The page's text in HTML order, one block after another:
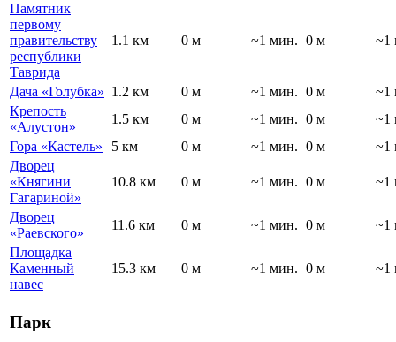
Памятник
первому
правительству
республики
Таврида
1.1 км 0 м ~1 мин. 0 м ~1
Дача «Голубка» 1.2 км 0 м ~1 мин. 0 м
~1
Крепость
«Алустон»
1.5 км 0 м ~1 мин. 0 м
~1
Гора «Кастель»
5 км 0 м ~1 мин. 0 м
~1
Дворец
«Княгини
Гагариной»
10.8 км 0 м ~1 мин. 0 м ~1
Дворец
«Раевского»
11.6 км 0 м ~1 мин. 0 м
~1
Площадка
Каменный
навес
15.3 км 0 м ~1 мин. 0 м ~1
Парк